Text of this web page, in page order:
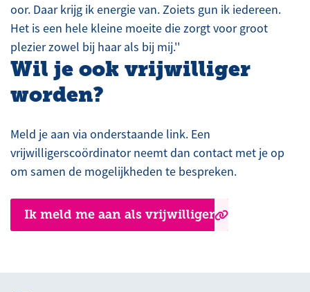
oor. Daar krijg ik energie van. Zoiets gun ik iedereen.
Het is een hele kleine moeite die zorgt voor groot
plezier zowel bij haar als bij mij.''
Wil je ook vrijwilliger
worden?
Meld je aan via onderstaande link. Een
vrijwilligerscoördinator neemt dan contact met je op
om samen de mogelijkheden te bespreken.
Ik meld me aan als vrijwilliger